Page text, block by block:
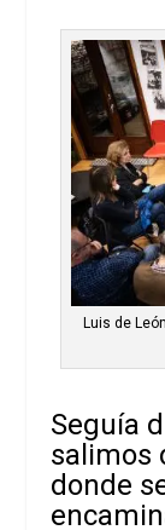
Luis de
Seguía
salimos
donde